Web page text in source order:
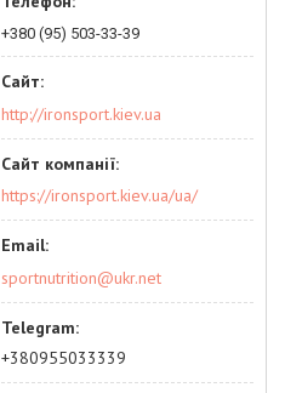
+380 (95) 503-33-39
http://ironsport.kiev.ua
https://ironsport.kiev.ua/ua/
sportnutrition@ukr.net
+380955033339